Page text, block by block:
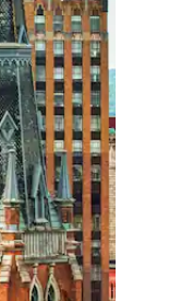
of swipen.